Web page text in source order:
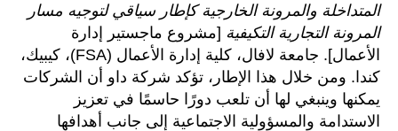
المتداخلة والمرونة الخارجية كإطار سياقي لتوجيه مسار
المرونة التجارية التكيفية [مشروع ماجستير إدارة
الأعمال]. جامعة لافال، كلية إدارة الأعمال (FSA)، كيبيك،
كندا. ومن خلال هذا الإطار، تؤكد شركة داو أن الشركات
يمكنها وينبغي لها أن تلعب دورًا حاسمًا في تعزيز
الاستدامة والمسؤولية الاجتماعية إلى جانب أهدافها